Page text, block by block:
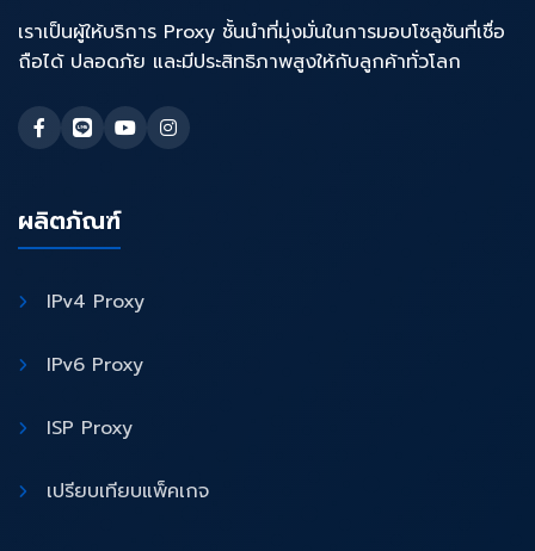
เราเป็นผู้ให้บริการ Proxy ชั้นนำที่มุ่งมั่นในการมอบโซลูชันที่เชื่อ
ถือได้ ปลอดภัย และมีประสิทธิภาพสูงให้กับลูกค้าทั่วโลก
ผลิตภัณฑ์
IPv4 Proxy
IPv6 Proxy
ISP Proxy
เปรียบเทียบแพ็คเกจ